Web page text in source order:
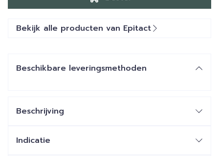
Bekijk alle producten van Epitact
Beschikbare leveringsmethoden
Beschrijving
Indicatie